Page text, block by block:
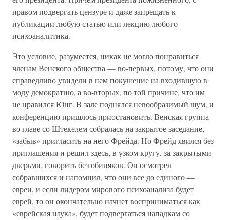
правом подвергать цензуре и даже запрещать к
публикации любую статью или лекцию любого
психоаналитика.
Это условие, разумеется, никак не могло понравиться
членам Венского общества — во-первых, потому, что они
справедливо увидели в нем покушение на входившую в
моду демократию, а во-вторых, по той причине, что им
не нравился Юнг. В зале поднялся невообразимый шум, и
конференцию пришлось приостановить. Венская группа
во главе со Штекелем собралась на закрытое заседание,
«забыв» пригласить на него Фрейда. Но Фрейд явился без
приглашения и решил здесь, в узком кругу, за закрытыми
дверьми, говорить без обиняков. Он осмотрел
собравшихся и напомнил, что они все до единого —
евреи, и если лидером мирового психоанализа будет
еврей, то он окончательно начнет восприниматься как
«еврейская наука», будет подвергаться нападкам со